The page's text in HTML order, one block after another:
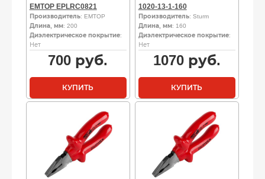
EMTOP EPLRC0821
Производитель: EMTOP
Длина, мм: 200
Диэлектрическое покрытие:
Нет
700 руб.
КУПИТЬ
1020-13-1-160
Производитель: Sturm
Длина, мм: 160
Диэлектрическое покрытие:
Нет
1070руб.
КУПИТЬ